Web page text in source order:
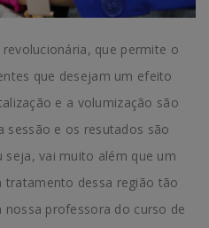
que permite o
que desejam um efeito
e a volumização são
sessão e os resutados são
seja, vai muito além que um
tratamento dessa região tão
professora do curso de